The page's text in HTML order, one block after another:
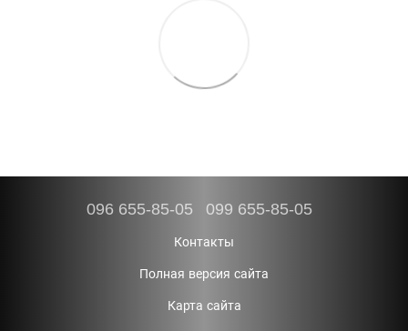
096 655-85-05 099 655-85-05
Контакты
Полная версия сайта
Карта сайта